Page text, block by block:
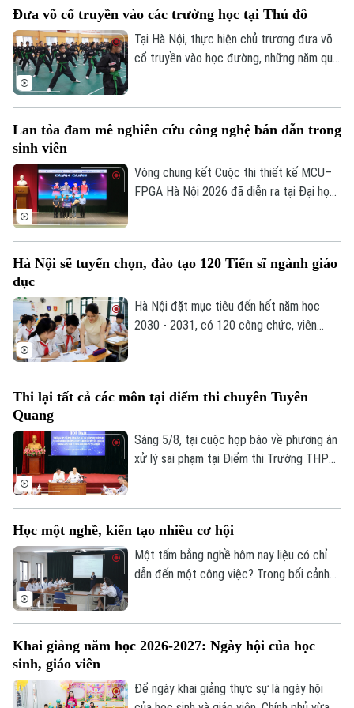
Dinh dưỡng
Tư vấn sức khỏe
Bóng đá
Quần vợt
Golf
Tin tức
Điện ảnh
Thời trang
Âm nhạc
Đã phát sóng
2027.
Đưa võ cổ truyền vào các trường học tại Thủ đô
Tại Hà Nội, thực hiện chủ trương đưa võ
cổ truyền vào học đường, những năm qua,
thuật từ môi trường học đường, giúp các
giá trị truyền thống.
Lan tỏa đam mê nghiên cứu công nghệ bán dẫn trong
sinh viên
Vòng chung kết Cuộc thi thiết kế MCU–
FPGA Hà Nội 2026 đã diễn ra tại Đại học
thúc đẩy tinh thần sáng tạo, nghiên cứu
nhúng trong sinh viên.
Hà Nội sẽ tuyển chọn, đào tạo 120 Tiến sĩ ngành giáo
dục
Hà Nội đặt mục tiêu đến hết năm học
2030 - 2031, có 120 công chức, viên
Thi lại tất cả các môn tại điểm thi chuyên Tuyên
Quang
Sáng 5/8, tại cuộc họp báo về phương án
xử lý sai phạm tại Điểm thi Trường THPT
này. Thời gian thi lại dự kiến vào ngày 14
và 15/8.
Học một nghề, kiến tạo nhiều cơ hội
Một tấm bằng nghề hôm nay liệu có chỉ
dẫn đến một công việc? Trong bối cảnh
nghề, mà còn là người có năng lực thích
vai trò mới.
Khai giảng năm học 2026-2027: Ngày hội của học
sinh, giáo viên
Để ngày khai giảng thực sự là ngày hội